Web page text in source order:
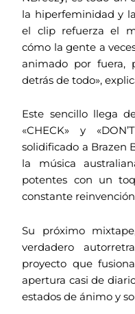
la hiperfeminidad y
el clip refuerza el
cómo la gente a
animado por fuera,
detrás de todo»,
Este sencillo llega
«CHECK» y
solidificado a Brazen
la música
potentes con un
constante
Su próximo
verdadero
proyecto que
apertura casi de
estados de ánimo y